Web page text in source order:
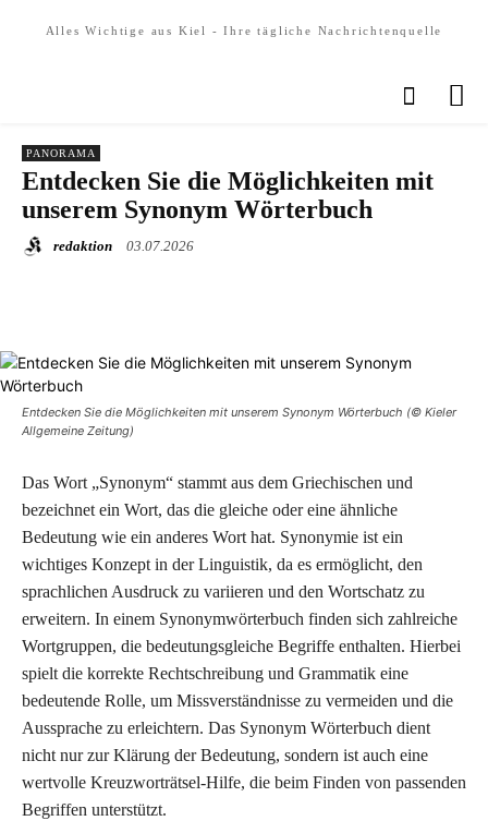
Alles Wichtige aus Kiel - Ihre tägliche Nachrichtenquelle
PANORAMA
Entdecken Sie die Möglichkeiten mit
unserem Synonym Wörterbuch
redaktion 03.07.2026
Entdecken Sie die Möglichkeiten mit unserem Synonym Wörterbuch (© Kieler
Allgemeine Zeitung)
Das Wort „Synonym“ stammt aus dem Griechischen und
bezeichnet ein Wort, das die gleiche oder eine ähnliche
Bedeutung wie ein anderes Wort hat. Synonymie ist ein
wichtiges Konzept in der Linguistik, da es ermöglicht, den
sprachlichen Ausdruck zu variieren und den Wortschatz zu
erweitern. In einem Synonymwörterbuch finden sich zahlreiche
Wortgruppen, die bedeutungsgleiche Begriffe enthalten. Hierbei
spielt die korrekte Rechtschreibung und Grammatik eine
bedeutende Rolle, um Missverständnisse zu vermeiden und die
Aussprache zu erleichtern. Das Synonym Wörterbuch dient
nicht nur zur Klärung der Bedeutung, sondern ist auch eine
wertvolle Kreuzworträtsel-Hilfe, die beim Finden von passenden
Begriffen unterstützt.